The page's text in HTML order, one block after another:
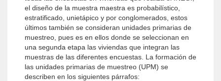
el diseño de la muestra maestra es probabilístico,
estratificado, unietápico y por conglomerados, estos
últimos también se consideran unidades primarias de
muestreo, pues es en ellos donde se seleccionan en
una segunda etapa las viviendas que integran las
muestras de las diferentes encuestas. La formación de
las unidades primarias de muestreo (UPM) se
describen en los siguientes párrafos: